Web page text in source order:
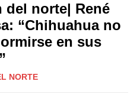
del norte| René
“Chihuahua no
en sus
NORTE